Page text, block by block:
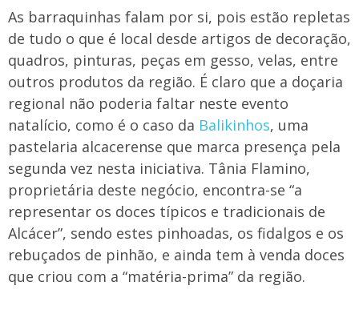
As barraquinhas falam por si, pois estão repletas
de tudo o que é local desde artigos de decoração,
quadros, pinturas, peças em gesso, velas, entre
outros produtos da região. É claro que a doçaria
regional não poderia faltar neste evento
natalício, como é o caso da Balikinhos, uma
pastelaria alcacerense que marca presença pela
segunda vez nesta iniciativa. Tânia Flamino,
proprietária deste negócio, encontra-se “a
representar os doces típicos e tradicionais de
Alcácer”, sendo estes pinhoadas, os fidalgos e os
rebuçados de pinhão, e ainda tem à venda doces
que criou com a “matéria-prima” da região.